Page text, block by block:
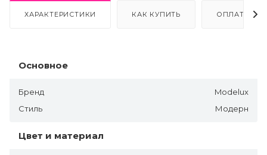
ХАРАКТЕРИСТИКИ КАК КУПИТЬ ОПЛАТА
Основное
Бренд
Modelux
Стиль
Модерн
Цвет и материал